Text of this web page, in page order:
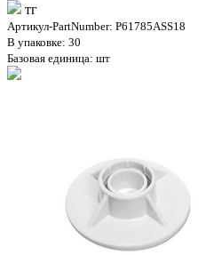
тг
Артикул-PartNumber: P61785ASS18
В упаковке: 30
Базовая единица: шт